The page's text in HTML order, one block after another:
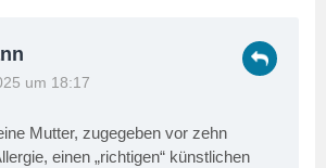
um 18:17
Mutter, zugegeben vor zehn
einen „richtigen“ künstlichen